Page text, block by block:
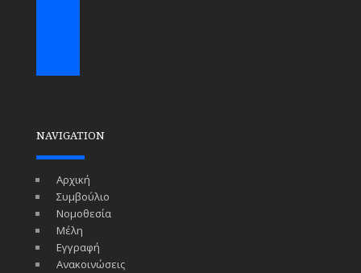
NAVIGATION
Αρχική
Συμβούλιο
Νομοθεσία
Μέλη
Εγγραφή
Ανακοινώσεις